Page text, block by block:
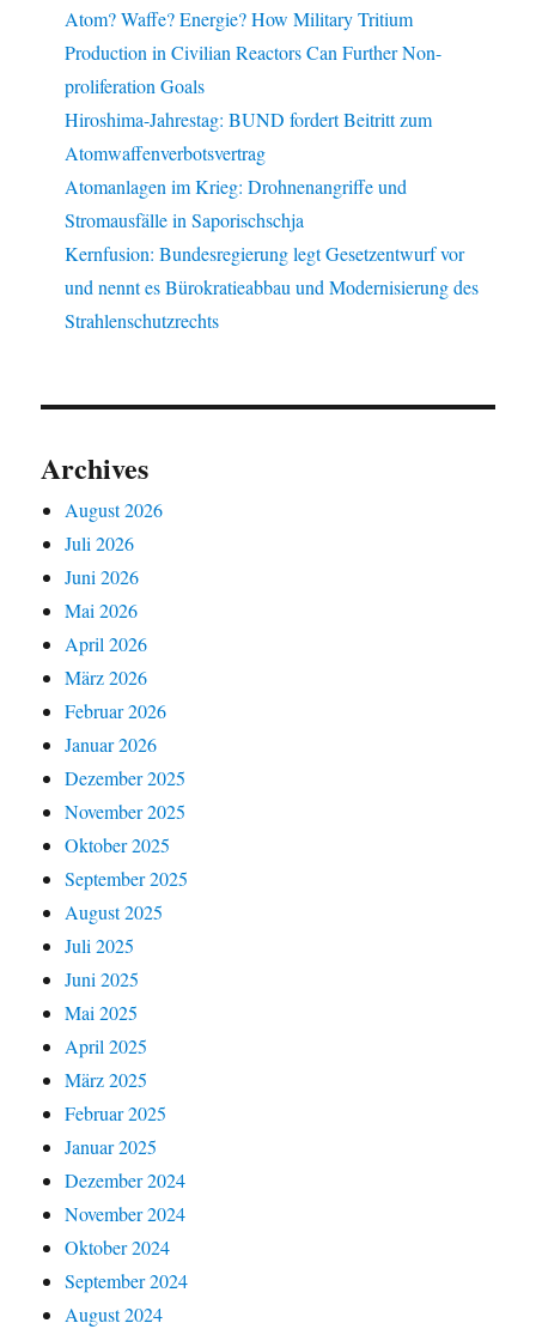
Atom? Waffe? Energie? How Military Tritium
Production in Civilian Reactors Can Further Non-
proliferation Goals
Hiroshima-Jahrestag: BUND fordert Beitritt zum
Atomwaffenverbotsvertrag
Atomanlagen im Krieg: Drohnenangriffe und
Stromausfälle in Saporischschja
Kernfusion: Bundesregierung legt Gesetzentwurf vor
und nennt es Bürokratieabbau und Modernisierung des
Strahlenschutzrechts
Archives
August 2026
Juli 2026
Juni 2026
Mai 2026
April 2026
März 2026
Februar 2026
Januar 2026
Dezember 2025
November 2025
Oktober 2025
September 2025
August 2025
Juli 2025
Juni 2025
Mai 2025
April 2025
März 2025
Februar 2025
Januar 2025
Dezember 2024
November 2024
Oktober 2024
September 2024
August 2024